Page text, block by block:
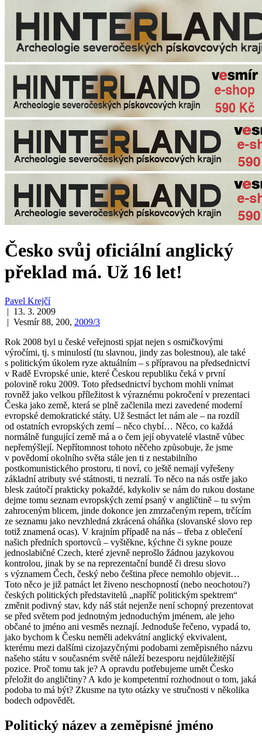
Česko svůj oficiální anglický
překlad má. Už 16 let!
Pavel Krejčí
| 13. 3. 2009
| Vesmír 88, 200, 2009/3
Rok 2008 byl u české veřejnosti spjat nejen s osmičkovými
výročími, tj. s minulostí (tu slavnou, jindy zas bolestnou), ale také
s politickým úkolem ryze aktuálním – s přípravou na předsednictví
v Radě Evropské unie, které Českou republiku čeká v první
polovině roku 2009. Toto předsednictví bychom mohli vnímat
rovněž jako velkou příležitost k výraznému pokročení v prezentaci
Česka jako země, která se plně začlenila mezi zavedené moderní
evropské demokratické státy. Už šestnáct let nám ale – na rozdíl
od ostatních evropských zemí – něco chybí… Něco, co každá
normálně fungující země má a o čem její obyvatelé vlastně vůbec
nepřemýšlejí. Nepřítomnost tohoto něčeho způsobuje, že jsme
v povědomí okolního světa stále jen ti z nestabilního
postkomunistického prostoru, ti noví, co ještě nemají vyřešeny
základní atributy své státnosti, ti nezralí. To něco na nás ostře jako
blesk zaútočí prakticky pokaždé, kdykoliv se nám do rukou dostane
dejme tomu seznam evropských zemí psaný v angličtině – tu svým
zahroceným blicem, jinde dokonce jen zmrzačeným repem, trčícím
ze seznamu jako nevzhledná zkrácená oháňka (slovanské slovo rep
totiž znamená ocas). V krajním případě na nás – třeba z oblečení
našich předních sportovců – vyštěkne, kýchne či sykne pouze
jednoslabičné Czech, které zjevně neprošlo žádnou jazykovou
kontrolou, jinak by se na reprezentační bundě či dresu slovo
s významem Čech, český nebo čeština přece nemohlo objevit…
Toto něco je již patnáct let živeno neschopností (nebo neochotou?)
českých politických představitelů „napříč politickým spektrem“
změnit podivný stav, kdy náš stát nejenže není schopný prezentovat
se před světem pod jednotným jednoduchým jménem, ale jeho
občané to jméno ani vesměs neznají. Jednoduše řečeno, vypadá to,
jako bychom k Česku neměli adekvátní anglický ekvivalent,
kterému mezi dalšími cizojazyčnými podobami zeměpisného názvu
našeho státu v současném světě náleží bezesporu nejdůležitější
pozice. Proč tomu tak je? A opravdu potřebujeme umět Česko
přeložit do angličtiny? A kdo je kompetentní rozhodnout o tom, jaká
podoba to má být? Zkusme na tyto otázky ve stručnosti v několika
bodech odpovědět.
Politický název a zeměpisné jméno